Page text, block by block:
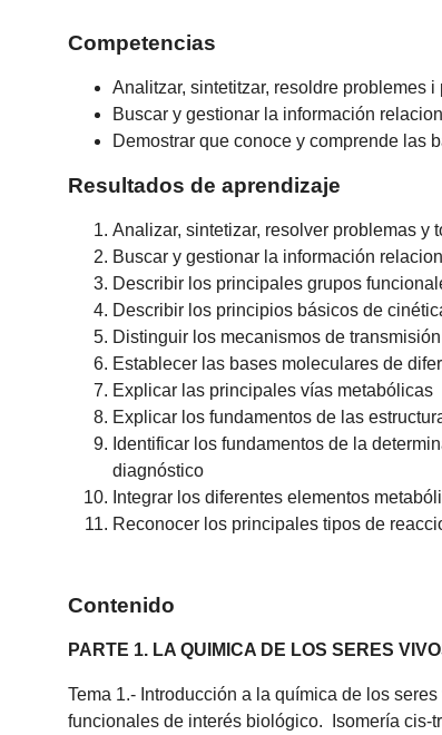
Competencias
Analitzar, sintetitzar, resoldre problemes
Buscar y gestionar la información
Demostrar que conoce y comprende las
Resultados de aprendizaje
Analizar, sintetizar, resolver problemas y
Buscar y gestionar la información
Describir los principales grupos
Describir los principios básicos de
Distinguir los mecanismos de
Establecer las bases moleculares de
Explicar las principales vías metabólicas
Explicar los fundamentos de las
Identificar los fundamentos de la
diagnóstico
Integrar los diferentes elementos
Reconocer los principales tipos de
Contenido
PARTE 1. LA QUIMICA DE LOS SERES
Tema 1.- Introducción a la química de los
funcionales de interés biológico. Isomería cis-